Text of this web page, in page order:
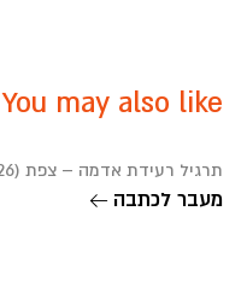
You may also like
תרגיל רעידת אדמה – צפת (02/03/2026)
מעבר לכתבה